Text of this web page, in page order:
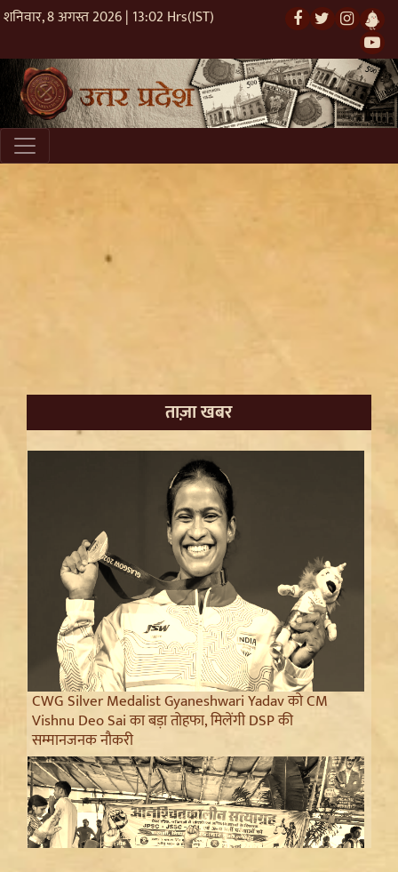
शनिवार, 8 अगस्त 2026 | 13:02 Hrs(IST)
ताज़ा खबर
CWG Silver Medalist Gyaneshwari Yadav को CM
Vishnu Deo Sai का बड़ा तोहफा, मिलेंगी DSP की
सम्मानजनक नौकरी